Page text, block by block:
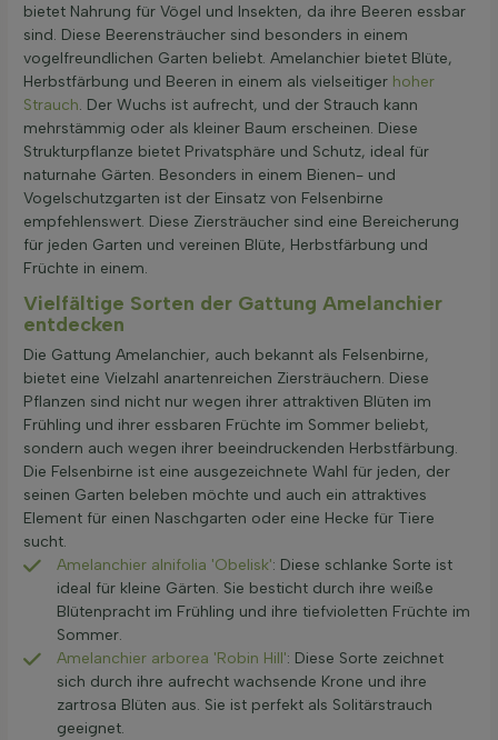
bietet Nahrung für Vögel und Insekten, da ihre Beeren essbar
sind. Diese Beerensträucher sind besonders in einem
vogelfreundlichen Garten beliebt. Amelanchier bietet Blüte,
Herbstfärbung und Beeren in einem als vielseitiger hoher
Strauch. Der Wuchs ist aufrecht, und der Strauch kann
mehrstämmig oder als kleiner Baum erscheinen. Diese
Strukturpflanze bietet Privatsphäre und Schutz, ideal für
naturnahe Gärten. Besonders in einem Bienen- und
Vogelschutzgarten ist der Einsatz von Felsenbirne
empfehlenswert. Diese Ziersträucher sind eine Bereicherung
für jeden Garten und vereinen Blüte, Herbstfärbung und
Früchte in einem.
Vielfältige Sorten der Gattung Amelanchier
entdecken
Die Gattung Amelanchier, auch bekannt als Felsenbirne,
bietet eine Vielzahl anartenreichen Ziersträuchern. Diese
Pflanzen sind nicht nur wegen ihrer attraktiven Blüten im
Frühling und ihrer essbaren Früchte im Sommer beliebt,
sondern auch wegen ihrer beeindruckenden Herbstfärbung.
Die Felsenbirne ist eine ausgezeichnete Wahl für jeden, der
seinen Garten beleben möchte und auch ein attraktives
Element für einen Naschgarten oder eine Hecke für Tiere
sucht.
Amelanchier alnifolia 'Obelisk': Diese schlanke Sorte ist
ideal für kleine Gärten. Sie besticht durch ihre weiße
Blütenpracht im Frühling und ihre tiefvioletten Früchte im
Sommer.
Amelanchier arborea 'Robin Hill': Diese Sorte zeichnet
sich durch ihre aufrecht wachsende Krone und ihre
zartrosa Blüten aus. Sie ist perfekt als Solitärstrauch
geeignet.